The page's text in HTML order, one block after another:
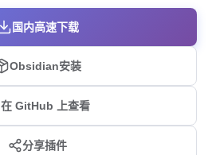
国内高速下载
Obsidian安装
在 GitHub 上查看
分享插件